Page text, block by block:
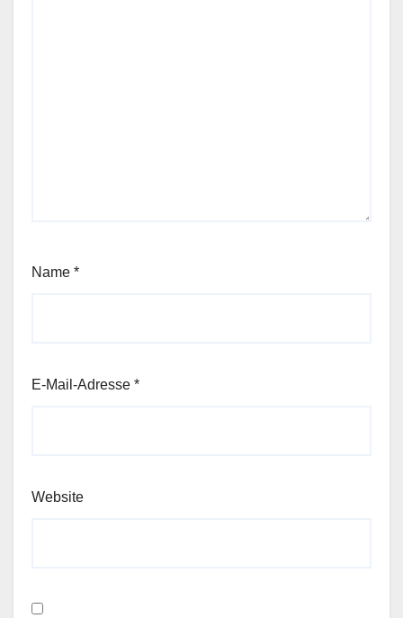
Name *
E-Mail-Adresse *
Website